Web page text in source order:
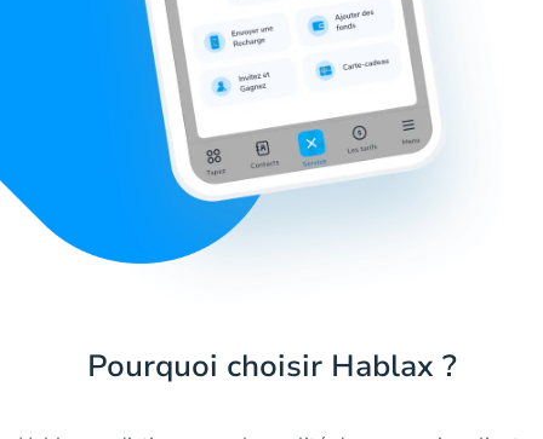
Pourquoi choisir Hablax ?